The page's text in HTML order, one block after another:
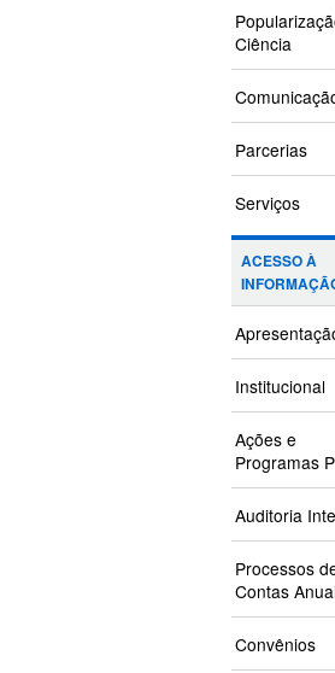
Ciência
Parcerias
Serviços
ACESSO À
Institucional
Ações e
Programas
Auditoria
Processos
Contas
Convênios